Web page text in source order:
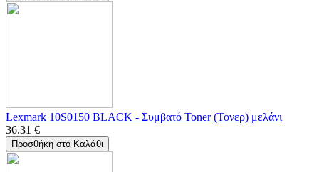
Lexmark 10S0150 BLACK - Συμβατό Toner (Τονερ) μελάνι
36.31 €
Προσθήκη στο Καλάθι